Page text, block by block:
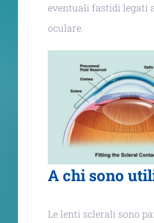
eventuali fastidi legati
oculare.
A chi sono
Le lenti sclerali sono